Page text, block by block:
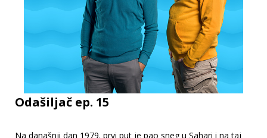
Odašiljač ep. 15
Na današnji dan 1979. prvi put je pao sneg u Sahari i na taj